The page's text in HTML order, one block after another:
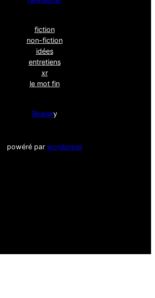
fiction
non-fiction
idées
entretiens
xr
le mot fin
Bluesky
powéré par wordpress